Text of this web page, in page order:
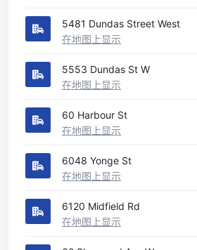
5481 Dundas Street West
在地图上显示
5553 Dundas St W
在地图上显示
60 Harbour St
在地图上显示
6048 Yonge St
在地图上显示
6120 Midfield Rd
在地图上显示